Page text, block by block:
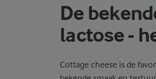
De
lactose -
Cottage cheese is de